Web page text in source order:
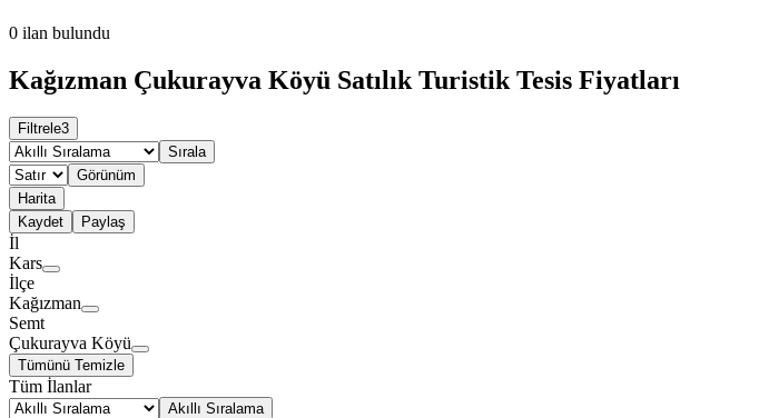
0 ilan bulundu
Kağızman Çukurayva Köyü Satılık Turistik Tesis Fiyatları
Filtrele3
Sırala
Görünüm
Harita
Kaydet
Paylaş
İl
Kars
İlçe
Kağızman
Semt
Çukurayva Köyü
Tümünü Temizle
Tüm İlanlar
Akıllı Sıralama